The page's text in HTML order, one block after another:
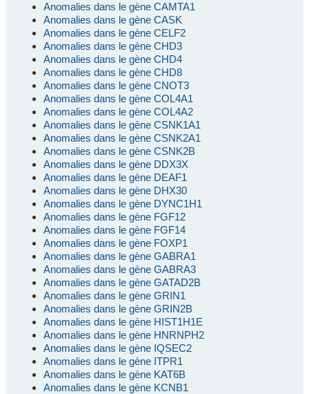
Anomalies dans le gène CAMTA1
Anomalies dans le gène CASK
Anomalies dans le gène CELF2
Anomalies dans le gène CHD3
Anomalies dans le gène CHD4
Anomalies dans le gène CHD8
Anomalies dans le gène CNOT3
Anomalies dans le gène COL4A1
Anomalies dans le gène COL4A2
Anomalies dans le gène CSNK1A1
Anomalies dans le gène CSNK2A1
Anomalies dans le gène CSNK2B
Anomalies dans le gène DDX3X
Anomalies dans le gène DEAF1
Anomalies dans le gène DHX30
Anomalies dans le gène DYNC1H1
Anomalies dans le gène FGF12
Anomalies dans le gène FGF14
Anomalies dans le gène FOXP1
Anomalies dans le gène GABRA1
Anomalies dans le gène GABRA3
Anomalies dans le gène GATAD2B
Anomalies dans le gène GRIN1
Anomalies dans le gène GRIN2B
Anomalies dans le gène HIST1H1E
Anomalies dans le gène HNRNPH2
Anomalies dans le gène IQSEC2
Anomalies dans le gène ITPR1
Anomalies dans le gène KAT6B
Anomalies dans le gène KCNB1